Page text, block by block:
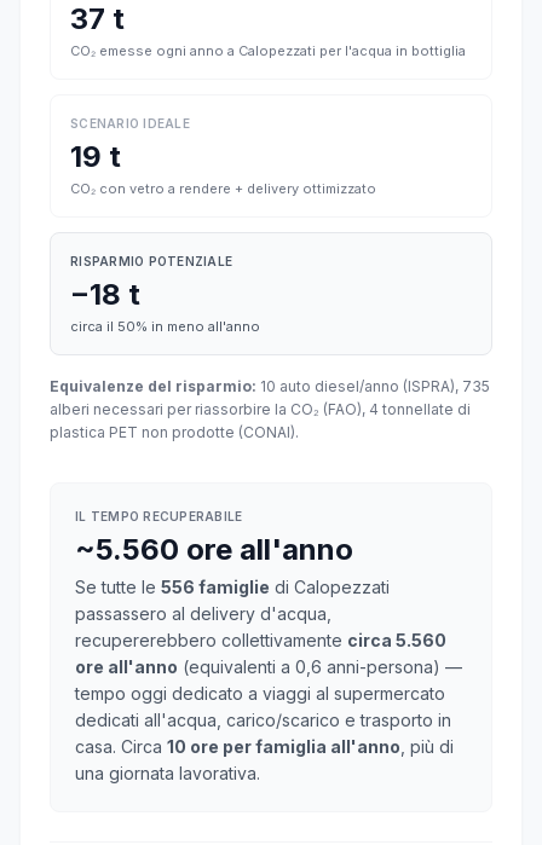
37 t
CO₂ emesse ogni anno a Calopezzati per l'acqua in bottiglia
SCENARIO IDEALE
19 t
CO₂ con vetro a rendere + delivery ottimizzato
RISPARMIO POTENZIALE
−18 t
circa il 50% in meno all'anno
Equivalenze del risparmio: 10 auto diesel/anno (ISPRA), 735
alberi necessari per riassorbire la CO₂ (FAO), 4 tonnellate di
plastica PET non prodotte (CONAI).
IL TEMPO RECUPERABILE
~5.560 ore all'anno
Se tutte le 556 famiglie di Calopezzati
passassero al delivery d'acqua,
recupererebbero collettivamente circa 5.560
ore all'anno (equivalenti a 0,6 anni-persona) —
tempo oggi dedicato a viaggi al supermercato
dedicati all'acqua, carico/scarico e trasporto in
casa. Circa 10 ore per famiglia all'anno , più di
una giornata lavorativa.